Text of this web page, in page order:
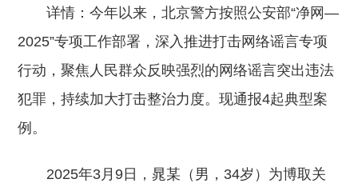
详情：今年以来，北京警方按照公安部“净网—
2025”专项工作部署，深入推进打击网络谣言专项
行动，聚焦人民群众反映强烈的网络谣言突出违法
犯罪，持续加大打击整治力度。现通报4起典型案
例。
2025年3月9日，晁某（男，34岁）为博取关